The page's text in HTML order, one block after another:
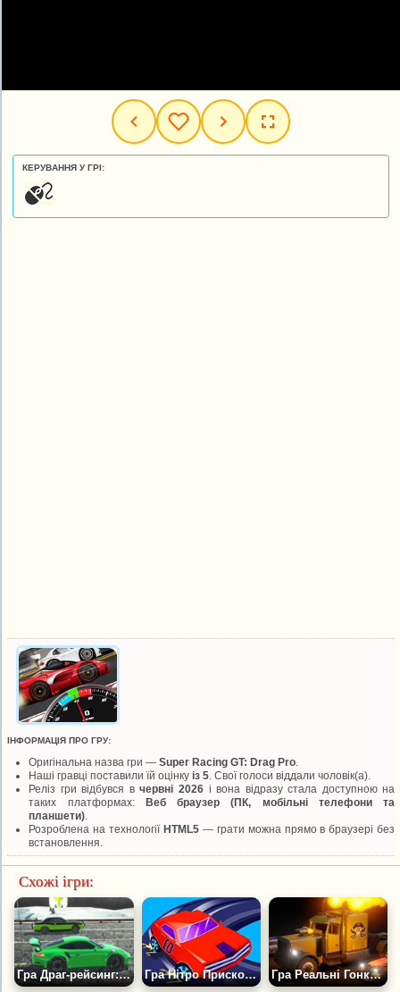
КЕРУВАННЯ У ГРІ:
ІНФОРМАЦІЯ ПРО ГРУ:
Оригінальна назва гри —Super Racing GT: Drag Pro
Наші гравці поставили їй оцінкуіз 5 . Свої голоси віддаличоловік(а).
Реліз гри відбувся вчервні 2026і вона відразу стала доступною на
таких платформах: Веб браузер (ПК, мобільні телефони та
планшети)
Розроблена на технології HTML5— грати можна прямо в браузері без
встановлення.
Схожі ігри:
Гра Драг-рейсинг: Спортивні Автомобілі Гра Нітро Прискорення: Гонки на Машинах Гра Реальні Гонки по Прямій